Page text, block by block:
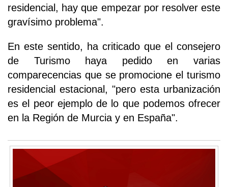
residencial, hay que empezar por resolver este
gravísimo problema".
En este sentido, ha criticado que el consejero
de Turismo haya pedido en varias
comparecencias que se promocione el turismo
residencial estacional, "pero esta urbanización
es el peor ejemplo de lo que podemos ofrecer
en la Región de Murcia y en España".